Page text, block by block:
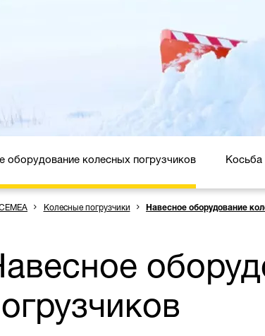
оборудование колесных погрузчиков Косьба
Колесные погрузчики Навесное оборудование